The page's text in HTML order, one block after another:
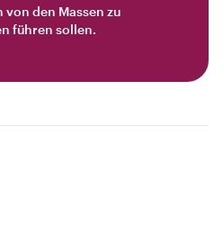
von den Massen zu
führen sollen.